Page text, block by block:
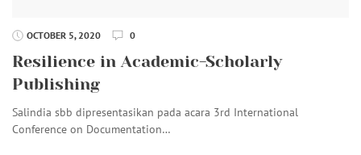
OCTOBER 5, 2020 0
Resilience in Academic-Scholarly
Publishing
Salindia sbb dipresentasikan pada acara 3rd International
Conference on Documentation…